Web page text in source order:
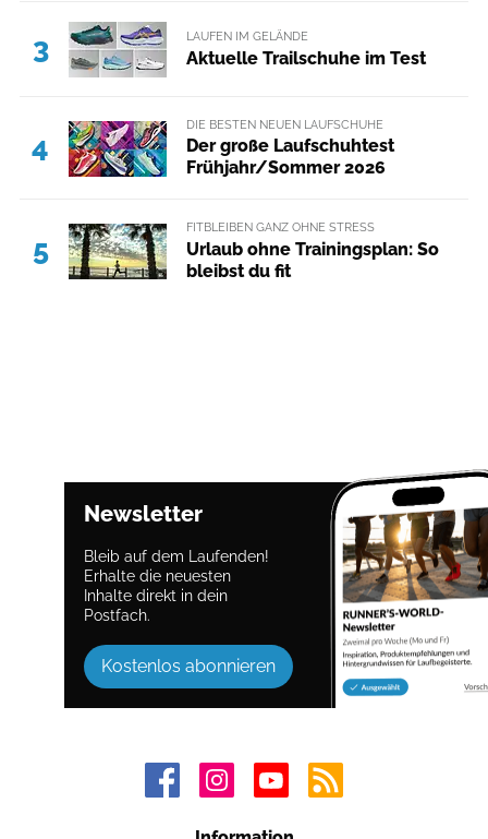
3 LAUFEN IM GELÄNDE
Aktuelle Trailschuhe im Test
4
DIE BESTEN NEUEN LAUFSCHUHE
Der große Laufschuhtest
Frühjahr/Sommer 2026
5
FITBLEIBEN GANZ OHNE STRESS
Urlaub ohne Trainingsplan: So
bleibst du fit
Newsletter
Bleib auf dem Laufenden!
Erhalte die neuesten
Inhalte direkt in dein
Postfach.
Kostenlos abonnieren